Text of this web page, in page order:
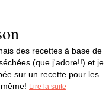
des recettes à base de
(que j'adore!!) et je
sur un recette pour les
Lire la suite